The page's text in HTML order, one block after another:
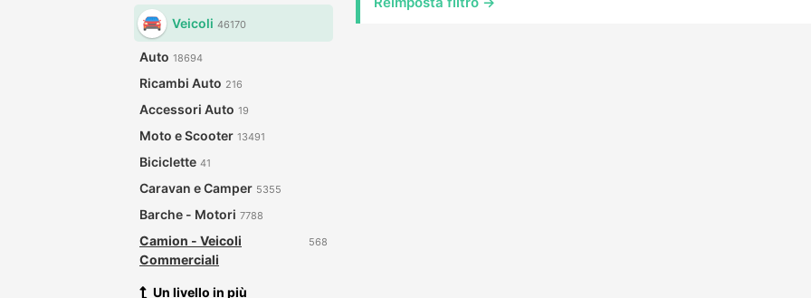
Veicoli 46170
Auto 18694
Ricambi Auto 216
Accessori Auto 19
Moto e Scooter 13491
Biciclette 41
Caravan e Camper 5355
Barche - Motori 7788
Camion - Veicoli
Commerciali
568
Un livello in più